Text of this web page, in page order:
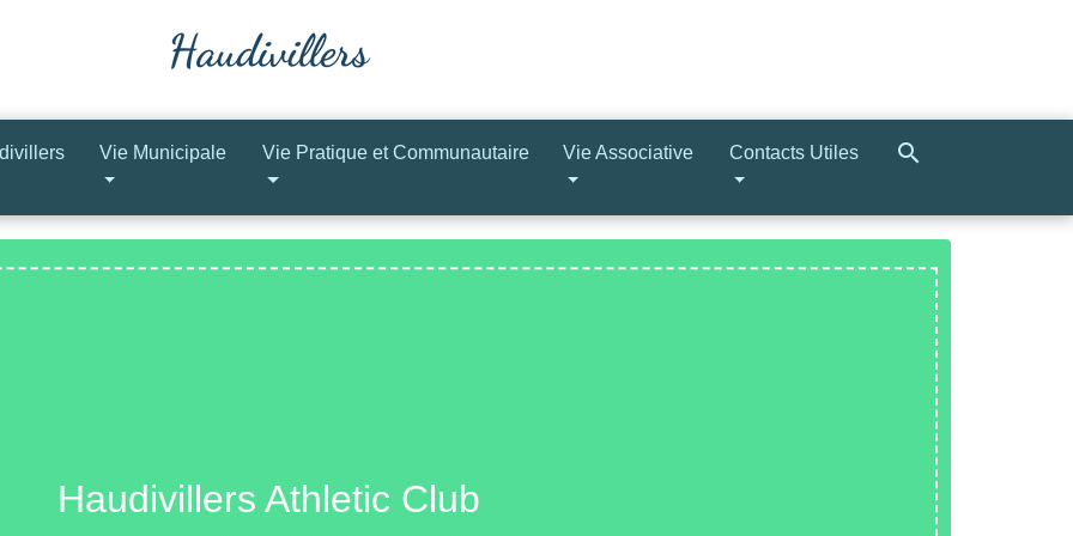
Vie Municipale Vie Pratique et Communautaire Vie Associative Contacts Utiles search
Haudivillers Athletic Club